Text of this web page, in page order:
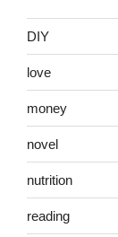
DIY
love
money
novel
nutrition
reading